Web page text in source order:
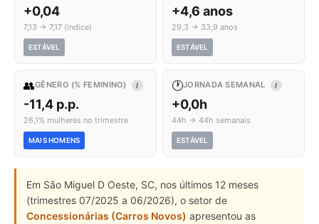
+0,04
7,13 → 7,17 (índice)
ESTÁVEL
+4,6 anos
29,3 → 33,9 anos
ESTÁVEL
👥GÊNERO (% FEMININO) I
-11,4 p.p.
26,1% mulheres no trimestre
MAIS HOMENS
🕐JORNADA SEMANAL I
+0,0h
44h → 44h semanais
ESTÁVEL
Em São Miguel D Oeste, SC, nos últimos 12 meses
(trimestres 07/2025 a 06/2026), o setor de
Concessionárias (Carros Novos) apresentou as